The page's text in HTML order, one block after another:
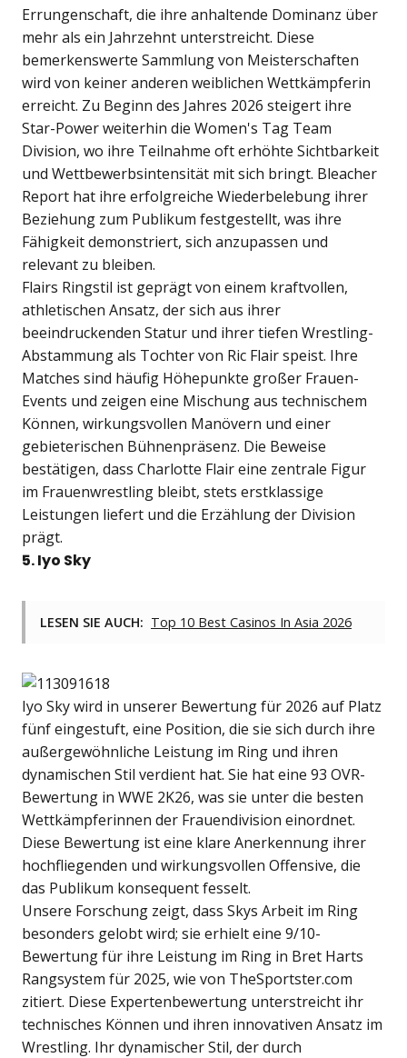
Errungenschaft, die ihre anhaltende Dominanz über
mehr als ein Jahrzehnt unterstreicht. Diese
bemerkenswerte Sammlung von Meisterschaften
wird von keiner anderen weiblichen Wettkämpferin
erreicht. Zu Beginn des Jahres 2026 steigert ihre
Star-Power weiterhin die Women's Tag Team
Division, wo ihre Teilnahme oft erhöhte Sichtbarkeit
und Wettbewerbsintensität mit sich bringt. Bleacher
Report hat ihre erfolgreiche Wiederbelebung ihrer
Beziehung zum Publikum festgestellt, was ihre
Fähigkeit demonstriert, sich anzupassen und
relevant zu bleiben.
Flairs Ringstil ist geprägt von einem kraftvollen,
athletischen Ansatz, der sich aus ihrer
beeindruckenden Statur und ihrer tiefen Wrestling-
Abstammung als Tochter von Ric Flair speist. Ihre
Matches sind häufig Höhepunkte großer Frauen-
Events und zeigen eine Mischung aus technischem
Können, wirkungsvollen Manövern und einer
gebieterischen Bühnenpräsenz. Die Beweise
bestätigen, dass Charlotte Flair eine zentrale Figur
im Frauenwrestling bleibt, stets erstklassige
Leistungen liefert und die Erzählung der Division
prägt.
5. Iyo Sky
LESEN SIE AUCH: Top 10 Best Casinos In Asia 2026
Iyo Sky wird in unserer Bewertung für 2026 auf Platz
fünf eingestuft, eine Position, die sie sich durch ihre
außergewöhnliche Leistung im Ring und ihren
dynamischen Stil verdient hat. Sie hat eine 93 OVR-
Bewertung in WWE 2K26, was sie unter die besten
Wettkämpferinnen der Frauendivision einordnet.
Diese Bewertung ist eine klare Anerkennung ihrer
hochfliegenden und wirkungsvollen Offensive, die
das Publikum konsequent fesselt.
Unsere Forschung zeigt, dass Skys Arbeit im Ring
besonders gelobt wird; sie erhielt eine 9/10-
Bewertung für ihre Leistung im Ring in Bret Harts
Rangsystem für 2025, wie von TheSportster.com
zitiert. Diese Expertenbewertung unterstreicht ihr
technisches Können und ihren innovativen Ansatz im
Wrestling. Ihr dynamischer Stil, der durch